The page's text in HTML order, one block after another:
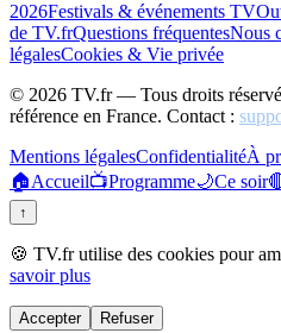
2026Festivals & événements TV
de TV.frQuestions fréquentesNous
légalesCookies & Vie privée
© 2026 TV.fr — Tous droits
référence en France. Contact :
Mentions légalesConfidentialitéÀ
🏠Accueil📺Programme🌙Ce soir
↑
🍪 TV.fr utilise des cookies pour
savoir plus
Accepter Refuser